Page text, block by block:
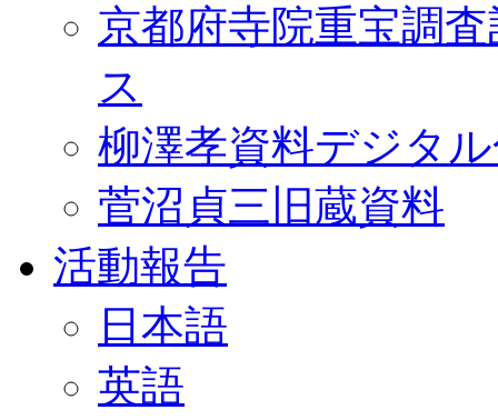
京都府寺院重宝調
ス
柳澤孝資料デジタ
菅沼貞三旧蔵資料
活動報告
日本語
英語